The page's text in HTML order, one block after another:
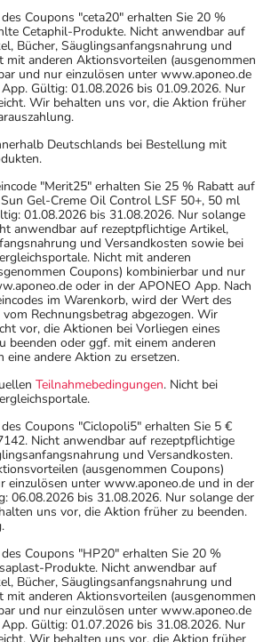
Coupons "ceta20" erhalten Sie 20 %
Cetaphil-Produkte. Nicht anwendbar auf
Bücher, Säuglingsanfangsnahrung und
mit anderen Aktionsvorteilen (ausgenommen
und nur einzulösen unter www.aponeo.de
Gültig: 01.08.2026 bis 01.09.2026. Nur
Wir behalten uns vor, die Aktion früher
Deutschlands bei Bestellung mit
"Merit25" erhalten Sie 25 % Rabatt auf
Gel-Creme Oil Control LSF 50+, 50 ml
01.08.2026 bis 31.08.2026. Nur solange
anwendbar auf rezeptpflichtige Artikel,
und Versandkosten sowie bei
Nicht mit anderen
Coupons) kombinierbar und nur
oder in der APONEO App. Nach
im Warenkorb, wird der Wert des
Rechnungsbetrag abgezogen. Wir
vor, die Aktionen bei Vorliegen eines
beenden oder ggf. mit einem anderen
eine andere Aktion zu ersetzen.
Teilnahmebedingungen. Nicht bei
Coupons "Ciclopoli5" erhalten Sie 5 €
Nicht anwendbar auf rezeptpflichtige
und Versandkosten.
(ausgenommen Coupons)
einzulösen unter www.aponeo.de und in der
06.08.2026 bis 31.08.2026. Nur solange der
uns vor, die Aktion früher zu beenden.
Coupons "HP20" erhalten Sie 20 %
Produkte. Nicht anwendbar auf
Bücher, Säuglingsanfangsnahrung und
mit anderen Aktionsvorteilen (ausgenommen
und nur einzulösen unter www.aponeo.de
Gültig: 01.07.2026 bis 31.08.2026. Nur